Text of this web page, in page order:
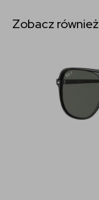
Zobacz również